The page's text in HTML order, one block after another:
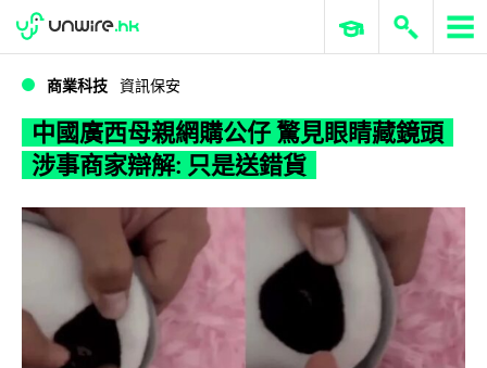
WWDC 2026 ERP 與商業 AI
商業科技 資訊保安
中國廣西母親網購公仔 驚見眼睛藏鏡頭
涉事商家辯解: 只是送錯貨